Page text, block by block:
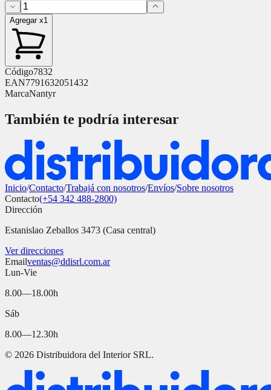
Agregar x1
Código7832
EAN7791632051432
MarcaNantyr
También te podría interesar
Inicio/Contacto/Trabajá con nosotros/Envíos/Sobre nosotros
Contacto(+54 342 488-2800)
Dirección
Estanislao Zeballos 3473 (Casa central)
Ver direcciones
Emailventas@ddisrl.com.ar
Lun-Vie
8.00—18.00h
Sáb
8.00—12.30h
© 2026 Distribuidora del Interior SRL.